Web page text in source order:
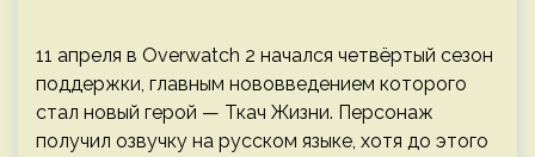
11 апреля в Overwatch 2 начался четвёртый сезон
поддержки, главным нововведением которого
стал новый герой — Ткач Жизни. Персонаж
получил озвучку на русском языке, хотя до этого